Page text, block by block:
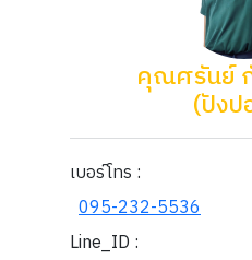
คุณศรันย์
(ปัง
เบอร์โทร :
095-232-5536
Line_ID :